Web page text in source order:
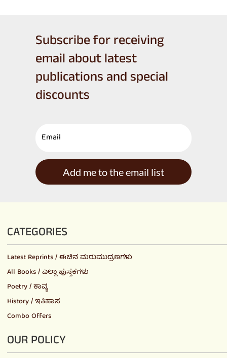
Subscribe for receiving
email about latest
publications and special
discounts
Add me to the email list
CATEGORIES
Latest Reprints / ಈಚಿನ ಮರುಮುದ್ರಣಗಳು
All Books / ಎಲ್ಲಾ ಪುಸ್ತಕಗಳು
Poetry / ಕಾವ್ಯ
History / ಇತಿಹಾಸ
Combo Offers
OUR POLICY